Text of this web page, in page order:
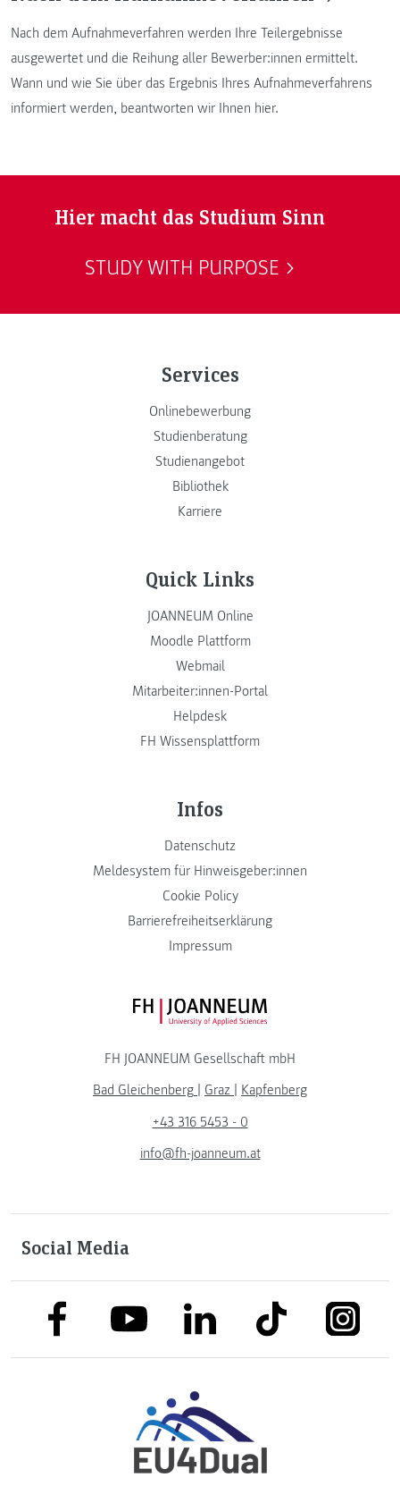
Nach dem Aufnahmeverfahren werden Ihre Teilergebnisse
ausgewertet und die Reihung aller Bewerber:innen ermittelt.
Wann und wie Sie über das Ergebnis Ihres Aufnahmeverfahrens
informiert werden, beantworten wir Ihnen hier.
Hier macht das Studium Sinn
STUDY WITH PURPOSE
Services
Onlinebewerbung
Studienberatung
Studienangebot
Bibliothek
Karriere
Quick Links
JOANNEUM Online
Moodle Plattform
Webmail
Mitarbeiter:innen-Portal
Helpdesk
FH Wissensplattform
Infos
Datenschutz
Meldesystem für Hinweisgeber:innen
Cookie Policy
Barrierefreiheitserklärung
Impressum
FH JOANNEUM Logo
FH JOANNEUM Gesellschaft mbH
Bad Gleichenberg
Graz
Kapfenberg
+43 316 5453 - 0
info@fh-joanneum.at
Social Media
link to facebooklink to youtubelink to linkedinlink to tiktok